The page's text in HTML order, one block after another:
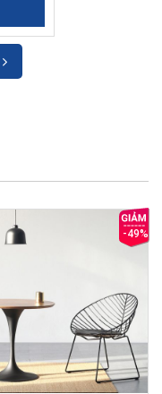
-49%